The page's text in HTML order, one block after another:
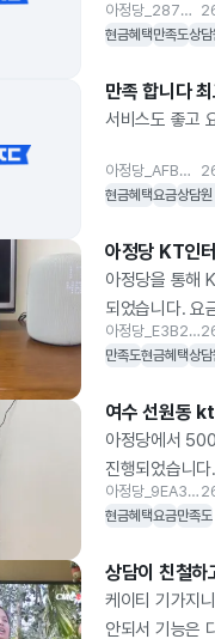
받았습니다. 무
하나하나 자세
설치 기사님도
방법까지 친
수 있었습니다.
이용할 수 있었
갔습니다. 사은
아정당을 한 번
기분 좋게 진행
수 있도록 도와
계속 이어지길
아정당_287273
현금혜택만족도상담
만족 합니다
서비스도 좋고
아정당_AFB4C3
현금혜택요금상담원
아정당 KT인
아정당을 통해
되었습니다. 요
맞춰 방문해 주
있었습니다. 실
인터넷이나
아정당_E3B249
만족도현금혜택상담
여수 선원동
아정당에서
진행되었습니
때 지연이 거의
기대합니다.
아정당_9EA3CE
현금혜택요금만족도
상담이 친철하
케이티 기가지
안되서 기능은